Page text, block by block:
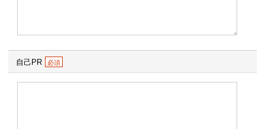
自己PR